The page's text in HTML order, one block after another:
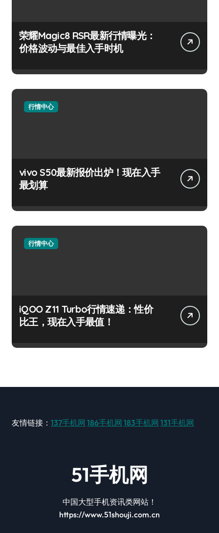
荣耀Magic8 RSR最新行情曝光：
价格波动与最佳入手时机
行情中心
vivo S50最新报价出炉！现在入手
最划算
行情中心
iQOO Z11 Turbo行情速递：性价
比王，现在入手最值！
友情链接： 137手机网 186手机网 183手机网 131手机网
51手机网
中国大型手机资讯类网站！
https://www.51shouji.com.cn